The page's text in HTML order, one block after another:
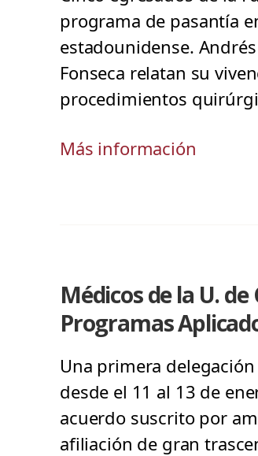
programa de pasantía
estadounidense.
Fonseca relatan su
procedimientos
Más información
Médicos de la U.
Programas
Una primera
desde el 11 al 13 de
acuerdo suscrito por
afiliación de gran